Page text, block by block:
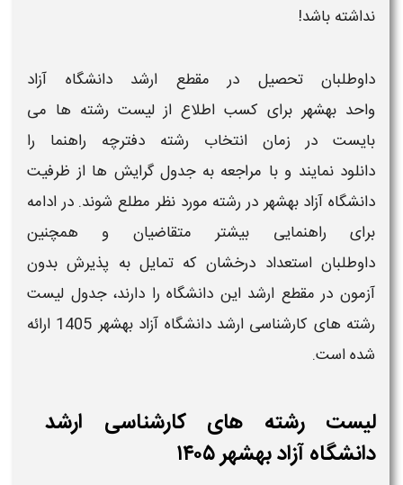
نداشته باشد!
داوطلبان تحصیل در مقطع ارشد دانشگاه آزاد
واحد بهشهر برای کسب اطلاع از لیست رشته ها می
بایست در زمان انتخاب رشته دفترچه راهنما را
دانلود نمایند و با مراجعه بهجدول گرایش ها از ظرفیت
دانشگاه آزادبهشهردر رشته مورد نظر مطلع شوند. در ادامه
برای راهنمایی بیشتر متقاضیان و همچنین
داوطلباناستعداد درخشانکه تمایل به پذیرش بدون
آزموندر مقطع ارشد این دانشگاهرا دارند،جدول لیست
رشته های کارشناسی ارشد دانشگاه آزادبهشهر
ارائه
شده است.
لیست رشته های کارشناسی ارشد
دانشگاه آزاد بهشهر ۱۴۰۵